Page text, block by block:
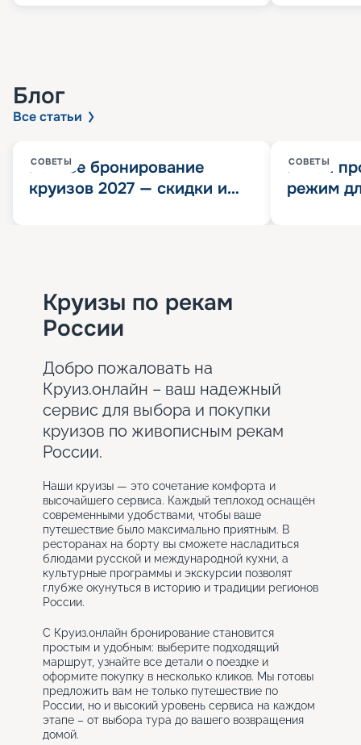
Блог
Все статьи
СОВЕТЫ
Раннее бронирование
круизов 2027 — скидки и
СОВЕТЫ
Китай
режим
Круизы по рекам
России
Добро пожаловать на
Круиз.онлайн – ваш надежный
сервис для выбора и покупки
круизов по живописным рекам
России.
Наши круизы — это сочетание комфорта и
высочайшего сервиса. Каждый теплоход оснащён
современными удобствами, чтобы ваше
путешествие было максимально приятным. В
ресторанах на борту вы сможете насладиться
блюдами русской и международной кухни, а
культурные программы и экскурсии позволят
глубже окунуться в историю и традиции регионов
России.
С Круиз.онлайн бронирование становится
простым и удобным: выберите подходящий
маршрут, узнайте все детали о поездке и
оформите покупку в несколько кликов. Мы готовы
предложить вам не только путешествие по
России, но и высокий уровень сервиса на каждом
этапе – от выбора тура до вашего возвращения
домой.